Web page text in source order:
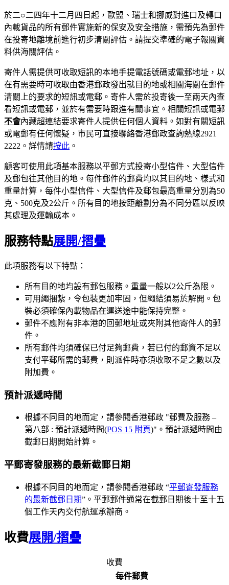
於二○二四年十二月四日起，歐盟、瑞士和挪威對進口及轉口
內載貨品的所有郵件實施新的保安及安全措施，需預先為郵件
在投寄地離境前進行初步清關評估。請提交準確的電子報關資
料供海關評估。
寄件人需提供可收取短訊的本地手提電話號碼或電郵地址，以
在有需要時可收取由香港郵政發出就目的地或相關海關在郵件
清關上的要求的短訊或電郵。寄件人需於投寄後一至兩天內查
看短訊或電郵，並於有需要時跟進有關事宜。相關短訊或電郵
不會內藏超連結要求寄件人提供任何個人資料。如對有關短訊
或電郵有任何懷疑，市民可直接聯絡香港郵政查詢熱線2921
2222。詳情請按此 。
顧客可使用此項基本服務以平郵方式投寄小型信件、大型信件
及郵包往其他目的地。每件郵件的郵費均以其目的地、樣式和
重量計算，每件小型信件、大型信件及郵包最高重量分別為50
克、500克及2公斤。所有目的地按距離劃分為不同分區以反映
其處理及運輸成本。
服務特點展開/摺疊
此項服務有以下特點：
所有目的地均設有郵包服務。重量一般以2公斤為限。
可用繩捆紮，令包裝更加牢固，但繩結須易於解開。包
裝必須確保內載物品在運送途中能保持完整。
郵件不應附有非本港的回郵地址或夾附其他寄件人的郵
件。
所有郵件均須確保已付足夠郵費，若已付的郵資不足以
支付平郵所需的郵費，則派件時亦須收取不足之數以及
附加費。
預計派遞時間
根據不同目的地而定，請參閱香港郵政 "郵費及服務 –
第八部 : 預計派遞時間(POS 15 附頁)"。預計派遞時間由
截郵日期開始計算。
平郵寄發服務的最新截郵日期
根據不同目的地而定，請參閱香港郵政 “平郵寄發服務
的最新截郵日期”。平郵郵件通常在截郵日期後十至十五
個工作天內交付航運承辦商。
收費展開/摺疊
收費
每件郵費